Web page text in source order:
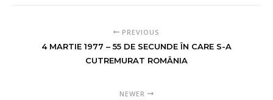
PREVIOUS
4 MARTIE 1977 – 55 DE SECUNDE ÎN CARE S-A
CUTREMURAT ROMÂNIA
NEWER